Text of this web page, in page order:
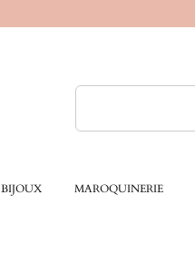
BIJOUX MAROQUINERIE